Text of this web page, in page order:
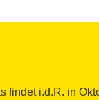
findet i.d.R. in